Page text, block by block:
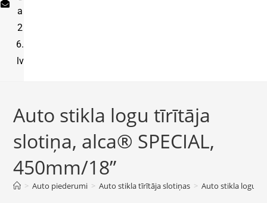
a
2
6.
lv
Auto stikla logu tīrītāja
slotiņa, alca® SPECIAL,
450mm/18”
> Auto piederumi > Auto stikla tīrītāja slotiņas > Auto stikla logu